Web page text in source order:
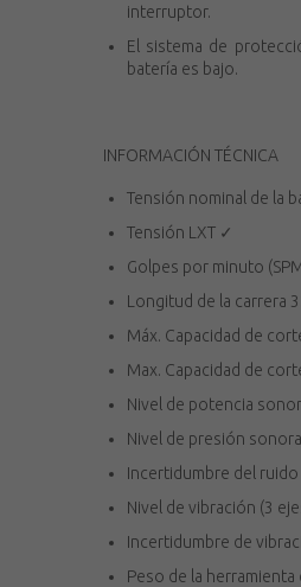
interruptor.
El sistema de
batería es bajo.
INFORMACIÓN TÉCNICA
Tensión nominal de la
Tensión LXT ✓
Golpes por minuto
Longitud de la carrera
Máx. Capacidad de
Max. Capacidad de
Nivel de potencia
Nivel de presión
Incertidumbre del ruido
Nivel de vibración (3
Incertidumbre de
Peso de la herramienta